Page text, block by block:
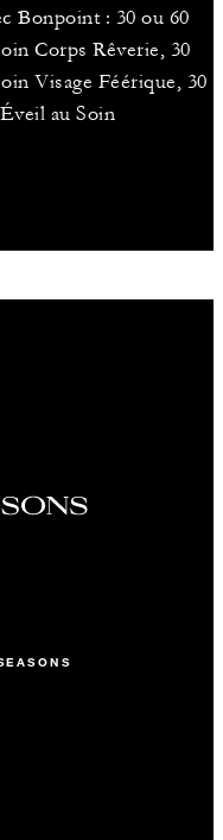
Bonpoint : 30 ou 60
Corps Rêverie, 30
Visage Féérique, 30
au Soin